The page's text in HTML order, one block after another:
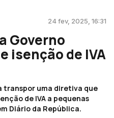
24 fev, 2025, 16:31
Governo
isenção de IVA
transpor uma diretiva que
de IVA a pequenas
Diário da República.